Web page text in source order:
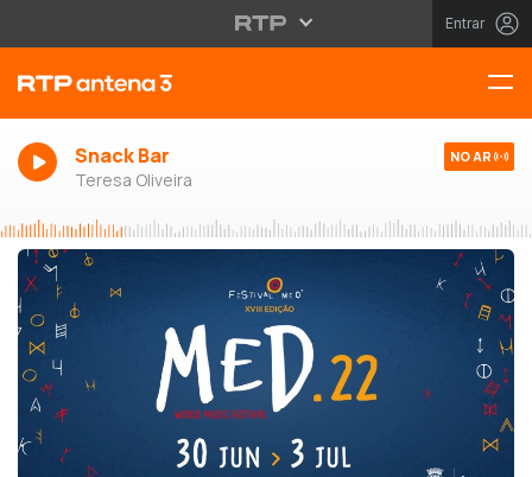
Entrar
Snack Bar
Teresa Oliveira
NO AR